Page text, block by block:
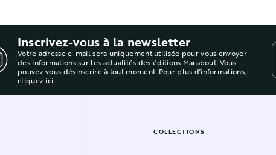
Inscrivez-vous à la newsletter
Votre adresse e-mail sera uniquement utilisée pour vous envoyer
des informations sur les actualités des éditions Marabout. Vous
pouvez vous désinscrire à tout moment. Pour plus d’informations,
cliquez ici.
COLLECTIONS